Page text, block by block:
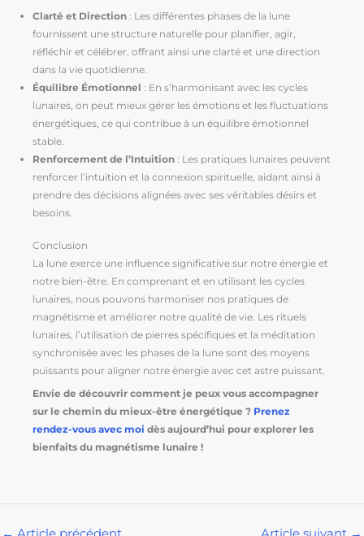
Clarté et Direction : Les différentes phases de la lune
fournissent une structure naturelle pour planifier, agir,
réfléchir et célébrer, offrant ainsi une clarté et une direction
dans la vie quotidienne.
Équilibre Émotionnel : En s’harmonisant avec les cycles
lunaires, on peut mieux gérer les émotions et les fluctuations
énergétiques, ce qui contribue à un équilibre émotionnel
stable.
Renforcement de l’Intuition : Les pratiques lunaires peuvent
renforcer l’intuition et la connexion spirituelle, aidant ainsi à
prendre des décisions alignées avec ses véritables désirs et
besoins.
Conclusion
La lune exerce une influence significative sur notre énergie et
notre bien-être. En comprenant et en utilisant les cycles
lunaires, nous pouvons harmoniser nos pratiques de
magnétisme et améliorer notre qualité de vie. Les rituels
lunaires, l’utilisation de pierres spécifiques et la méditation
synchronisée avec les phases de la lune sont des moyens
puissants pour aligner notre énergie avec cet astre puissant.
Envie de découvrir comment je peux vous accompagner
sur le chemin du mieux-être énergétique ? Prenez
rendez-vous avec moi dès aujourd’hui pour explorer les
bienfaits du magnétisme lunaire !